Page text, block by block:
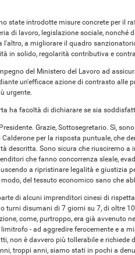
state introdotte misure concrete per il
di lavoro, legislazione sociale, nonché
a migliorare il quadro
in solido, regolarità contributiva e
del Ministero del Lavoro ad
un'efficace azione di contrasto alle
urgente.
ha facoltà di dichiarare se sia
Grazie, Sottosegretario. Sì,
per la risposta puntuale, che
descritta. Sono sicura che riusciremo a
che fanno concorrenza sleale,
a ripristinare legalità e giustizia
del tessuto economico sano che
di alcuni imprenditori cinesi di
turni disumani di 7 giorni su 7, di oltre
come, purtroppo, era già avvenuto
- ad aggredire ferocemente e a
non è davvero più tollerabile e
troppi anni, siamo stati in pochi a